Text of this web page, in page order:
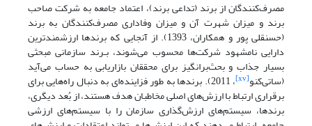
مصرف‌کنندگان از برند (تداعی برند)، اعتماد جامعه به شرکت صاحب
برند و میزان شهرت آن و میزان وفاداری مصرف‌کنندگان به برند
(حسنقلی پور و همکاران، 1393). از آنجایی که برندها ارزشمندترین
دارایی نامشهود شرکت‌ها محسوب می‌شوند‌، بـرند سازمانی‌ مبحثی‌
بسیار جذاب و بحث‌برانگیز برای محققان بازاریابی به حساب می‌آید
(ساتی‌کنو[xv] ، 2011‌). برندها به طور فزاینده‌ای به دنبال راه‌هایی برای
برقراری ارتباط با ارزش‌های اصلی مخاطبان هدف هستند، از بُعد دیگری،
برند‌ها، سیستم‌های ارزش‌گذاری سازمان را با سیستم‌های ارزشی